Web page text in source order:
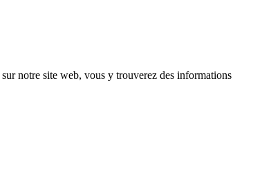
sur notre site web, vous y trouverez des informations